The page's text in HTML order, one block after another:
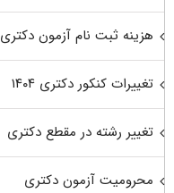
هزینه ثبت نام آزمون دکتری
تغییرات کنکور دکتری ۱۴۰۴
تغییر رشته در مقطع دکتری
محرومیت آزمون دکتری